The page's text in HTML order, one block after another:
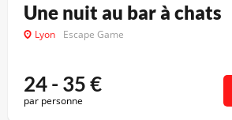
Une nuit au bar à chats
Lyon Escape Game
24 - 35€
par personne